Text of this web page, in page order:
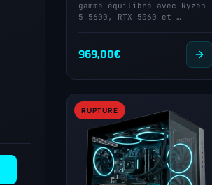
gamme équilibré avec Ryzen
5 5600, RTX 5060 et …
969,00€
RUPTURE